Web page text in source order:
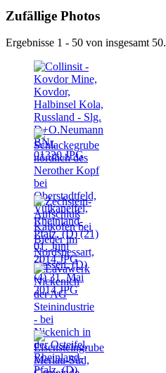
Zufällige Photos
Ergebnisse 1 - 50 von insgesamt 50.